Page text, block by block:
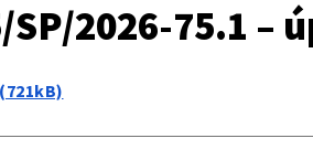
SP/2026-75.1 –